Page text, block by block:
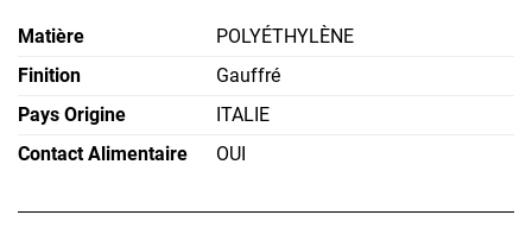
Matière
POLYÉTHYLÈNE
Finition
Gauffré
Pays Origine
ITALIE
Contact Alimentaire
OUI